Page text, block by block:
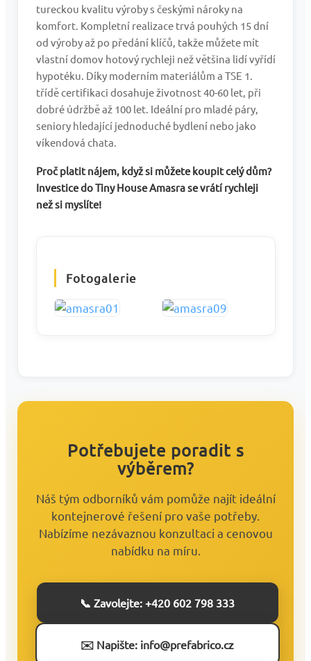
tureckou kvalitu výroby s českými nároky na
komfort. Kompletní realizace trvá pouhých 15 dní
od výroby až po předání klíčů, takže můžete mít
vlastní domov hotový rychleji než většina lidí vyřídí
hypotéku. Díky moderním materiálům a TSE 1.
třídě certifikaci dosahuje životnost 40-60 let, při
dobré údržbě až 100 let. Ideální pro mladé páry,
seniory hledající jednoduché bydlení nebo jako
víkendová chata.
Proč platit nájem, když si můžete koupit celý dům?
Investice do Tiny House Amasra se vrátí rychleji
než si myslíte!
Fotogalerie
Potřebujete poradit s
výběrem?
Náš tým odborníků vám pomůže najít ideální
kontejnerové řešení pro vaše potřeby.
Nabízíme nezávaznou konzultaci a cenovou
nabídku na míru.
📞 Zavolejte: +420 602 798 333
✉️ Napište: info@prefabrico.cz